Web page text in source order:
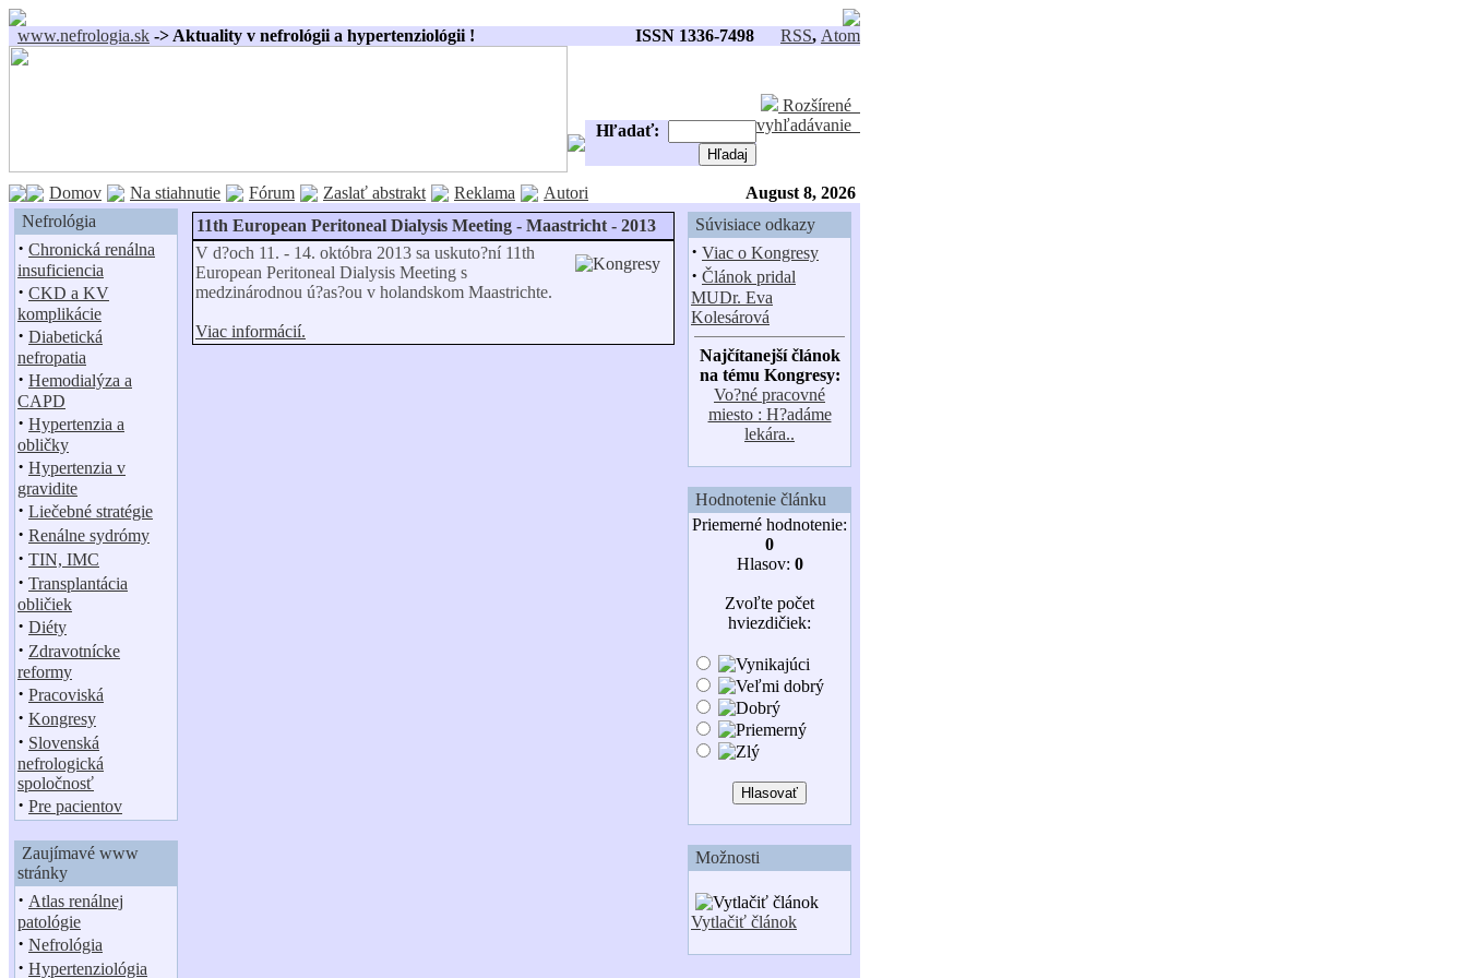
www.nefrologia.sk -> Aktuality v nefrológii a hypertenziológii ! ISSN 1336-7498 RSS, Atom
Rozšírené
vyhľadávanie
Hľadať:
Domov Na stiahnutie Fórum Zaslať abstrakt Reklama Autori
August 8, 2026
Nefrológia
· Chronická renálna
insuficiencia
· CKD a KV
komplikácie
· Diabetická
nefropatia
· Hemodialýza a
CAPD
· Hypertenzia a
obličky
· Hypertenzia v
gravidite
· Liečebné stratégie
· Renálne sydrómy
· TIN, IMC
· Transplantácia
obličiek
· Diéty
· Zdravotnícke
reformy
· Pracoviská
· Kongresy
· Slovenská
nefrologická
spoločnosť
· Pre pacientov
Zaujímavé www
stránky
· Atlas renálnej
patológie
· Nefrológia
· Hypertenziológia
11th European Peritoneal Dialysis Meeting - Maastricht - 2013
V d?och 11. - 14. októbra 2013 sa uskuto?ní 11th
European Peritoneal Dialysis Meeting s
medzinárodnou ú?as?ou v holandskom Maastrichte.
Viac informácií.
Súvisiace odkazy
· Viac o Kongresy
· Článok pridal
MUDr. Eva
Kolesárová
Najčítanejší článok
na tému Kongresy:
Vo?né pracovné
miesto : H?adáme
lekára..
Hodnotenie článku
Priemerné hodnotenie:
0
Hlasov: 0
Zvoľte počet
hviezdičiek:
Možnosti
Vytlačiť článok